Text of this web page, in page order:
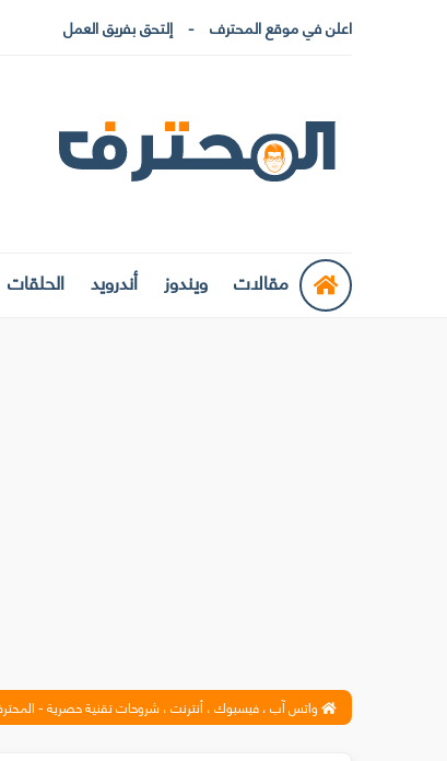
اعلن في موقع المحترف إلتحق بفريق العمل
مقالات ويندوز أندرويد الحلقات
واتس آب ، فيسبوك ، أنترنت ، شروحات تقنية حصرية -